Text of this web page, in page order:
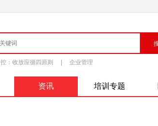
：收放应循四原则 企业管理
资讯 培训专题